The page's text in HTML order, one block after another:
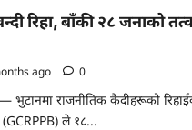
रिहा, बाँकी २८ जनाको
ago 0
भुटानमा राजनीतिक कैदीहरूको
(GCRPPB) ले १८...